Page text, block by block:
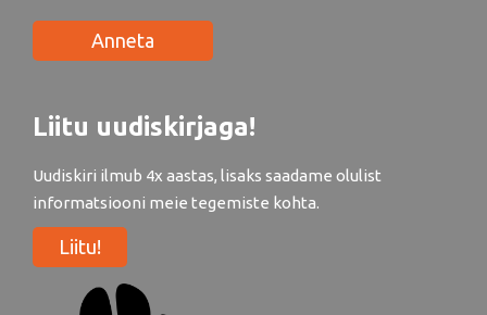
Anneta
Liitu uudiskirjaga!
Uudiskiri ilmub 4x aastas, lisaks saadame olulist
informatsiooni meie tegemiste kohta.
Liitu!